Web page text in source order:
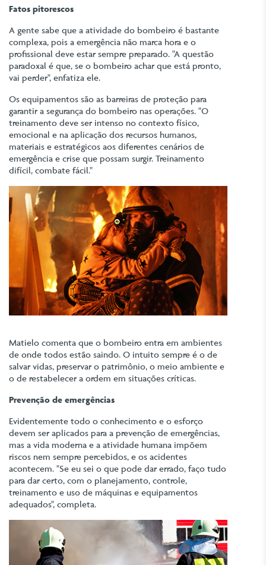
Fatos pitorescos
A gente sabe que a atividade do bombeiro é bastante
complexa, pois a emergência não marca hora e o
profissional deve estar sempre preparado. "A questão
paradoxal é que, se o bombeiro achar que está pronto,
vai perder", enfatiza ele.
Os equipamentos são as barreiras de proteção para
garantir a segurança do bombeiro nas operações. "O
treinamento deve ser intenso no contexto físico,
emocional e na aplicação dos recursos humanos,
materiais e estratégicos aos diferentes cenários de
emergência e crise que possam surgir. Treinamento
difícil, combate fácil."
Matielo comenta que o bombeiro entra em ambientes
de onde todos estão saindo. O intuito sempre é o de
salvar vidas, preservar o patrimônio, o meio ambiente e
o de restabelecer a ordem em situações críticas.
Prevenção de emergências
Evidentemente todo o conhecimento e o esforço
devem ser aplicados para a prevenção de emergências,
mas a vida moderna e a atividade humana impõem
riscos nem sempre percebidos, e os acidentes
acontecem. "Se eu sei o que pode dar errado, faço tudo
para dar certo, com o planejamento, controle,
treinamento e uso de máquinas e equipamentos
adequados", completa.